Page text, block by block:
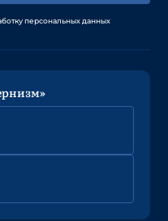
персональных данных